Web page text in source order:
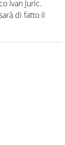
Ivan Juric.
di fatto il